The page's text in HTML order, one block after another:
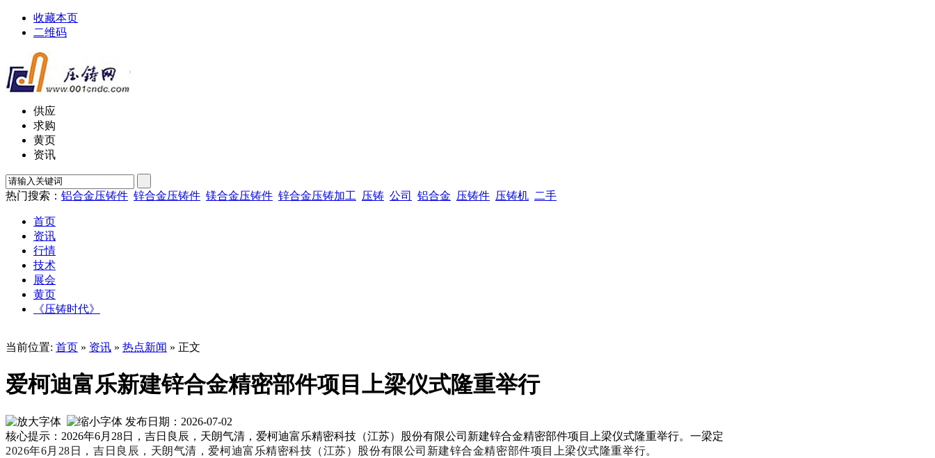
收藏本页
二维码
供应
求购
黄页
资讯
热门搜索： 铝合金压铸件 锌合金压铸件 镁合金压铸件 锌合金压铸加工 压铸 公司 铝合金 压铸件 压铸机 二手
首页
资讯
行情
技术
展会
黄页
《压铸时代》
当前位置: 首页 » 资讯 » 热点新闻 » 正文
爱柯迪富乐新建锌合金精密部件项目上梁仪式隆重举行
发布日期：2026-07-02
核心提示：2026年6月28日，吉日良辰，天朗气清，爱柯迪富乐精密科技（江苏）股份有限公司新建锌合金精密部件项目上梁仪式隆重举行。一梁定
2026年6月28日，吉日良辰，天朗气清，爱柯迪富乐精密科技（江苏）股份有限公司新建锌合金精密部件项目上梁仪式隆重举行。